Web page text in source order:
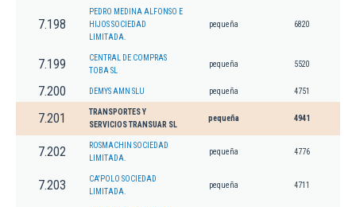
7.198
PEDRO MEDINA ALFONSO E
HIJOS SOCIEDAD
LIMITADA.
pequeña 6820
7.199
CENTRAL DE COMPRAS
TOBA SL
pequeña 5520
7.200 DEMYS AMN SLU pequeña 4751
7.201
TRANSPORTES Y
SERVICIOS TRANSUAR SL
pequeña 4941
7.202
ROSMACHIN SOCIEDAD
LIMITADA.
pequeña 4776
7.203
CA'POLO SOCIEDAD
LIMITADA.
pequeña 4711